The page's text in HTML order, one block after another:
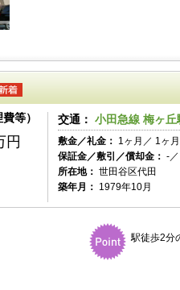
等）
円
交通： 小田急線 梅ヶ丘
敷金／礼金： 1ヶ月／ 1ヶ月
保証金／敷引／償却金： -
所在地： 世田谷区代田
築年月： 1979年10月
駅徒歩2分